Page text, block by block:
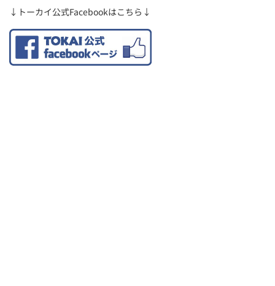
↓トーカイ公式Facebookはこちら↓